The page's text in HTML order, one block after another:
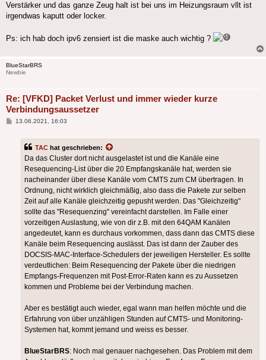
Verstärker und das ganze Zeug halt ist bei uns im Heizungsraum vllt ist
irgendwas kaputt oder locker.
Ps: ich hab doch ipv6 zensiert ist die maske auch wichtig ?
BlueStarBRS
Newbie
Re: [VFKD] Packet Verlust und immer wieder kurze
Verbindungsaussetzer
Beitrag
13.06.2021, 16:03
TAC hat geschrieben:
Da das Cluster dort nicht ausgelastet ist und die Kanäle eine
Resequencing-List über die 20 Empfangskanäle hat, werden sie
nacheinander über diese Kanäle vom CMTS zum CM übertragen. In
Ordnung, nicht wirklich gleichmäßig, also dass die Pakete zur selben
Zeit auf alle Kanäle gleichzeitig gepusht werden. Das "Gleichzeitig"
sollte das "Resequenzing" vereinfacht darstellen. Im Falle einer
vorzeitigen Auslastung, wie von dir z.B. mit den 64QAM Kanälen
angedeutet, kann es durchaus vorkommen, dass dann das CMTS diese
Kanäle beim Resequencing auslässt. Das ist dann der Zauber des
DOCSIS-MAC-Interface-Schedulers der jeweiligen Hersteller. Es sollte
verdeutlichen: Beim Resequencing der Pakete über die niedrigen
Empfangs-Frequenzen mit Post-Error-Raten kann es zu Aussetzen
kommen und Probleme bei der Verbindung machen.
Aber es bestätigt auch wieder, egal wann man helfen möchte und die
Erfahrung von über unzähligen Stunden auf CMTS- und Monitoring-
Systemen hat, kommt jemand und weiss es besser.
BlueStarBRS: Noch mal genauer nachgesehen. Das Problem mit dem